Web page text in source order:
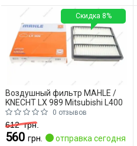
Воздушный фильтр MAHLE /
KNECHT LX 989 Mitsubishi L400
0 отзывов
612грн.
560 грн. отправка сегодня
Скидка 8%